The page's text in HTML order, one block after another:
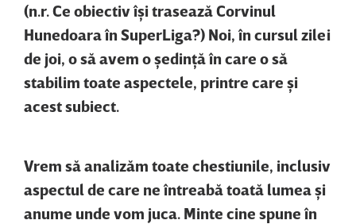
(n.r. Ce obiectiv îşi trasează Corvinul
Hunedoara în SuperLiga?) Noi, în cursul zilei
de joi, o să avem o şedinţă în care o să
stabilim toate aspectele, printre care şi
acest subiect.
Vrem să analizăm toate chestiunile, inclusiv
aspectul de care ne întreabă toată lumea şi
anume unde vom juca. Minte cine spune în